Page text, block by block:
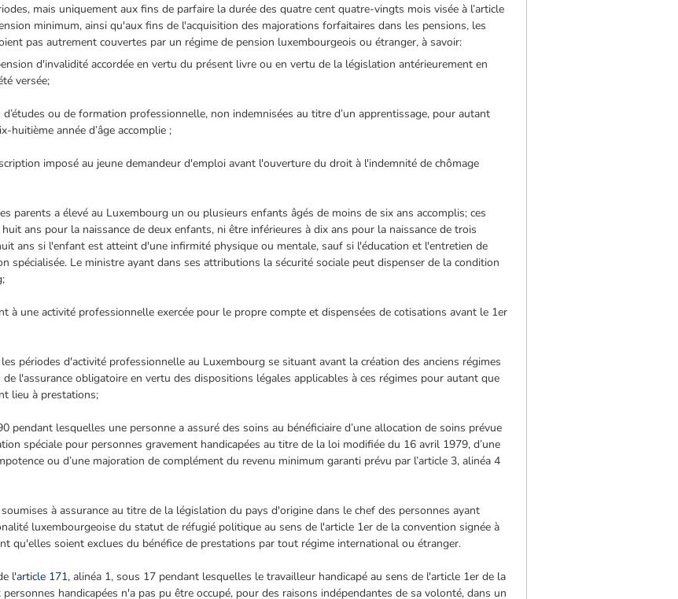
mais uniquement aux fins de parfaire la durée des quatre cent quatre-vingts mois visée à l’article
minimum, ainsi qu'aux fins de l'acquisition des majorations forfaitaires dans les pensions, les
pas autrement couvertes par un régime de pension luxembourgeois ou étranger, à savoir:
d'invalidité accordée en vertu du présent livre ou en vertu de la législation antérieurement en
versée;
ou de formation professionnelle, non indemnisées au titre d’un apprentissage, pour autant
huitième année d’âge accomplie ;
imposé au jeune demandeur d'emploi avant l'ouverture du droit à l'indemnité de chômage
parents a élevé au Luxembourg un ou plusieurs enfants âgés de moins de six ans accomplis; ces
ans pour la naissance de deux enfants, ni être inférieures à dix ans pour la naissance de trois
ans si l'enfant est atteint d'une infirmité physique ou mentale, sauf si l'éducation et l'entretien de
spécialisée. Le ministre ayant dans ses attributions la sécurité sociale peut dispenser de la condition
à une activité professionnelle exercée pour le propre compte et dispensées de cotisations avant le 1er
périodes d'activité professionnelle au Luxembourg se situant avant la création des anciens régimes
l'assurance obligatoire en vertu des dispositions légales applicables à ces régimes pour autant que
lieu à prestations;
pendant lesquelles une personne a assuré des soins au bénéficiaire d’une allocation de soins prévue
spéciale pour personnes gravement handicapées au titre de la loi modifiée du 16 avril 1979, d’une
ou d’une majoration de complément du revenu minimum garanti prévu par l’article 3, alinéa 4
à assurance au titre de la législation du pays d'origine dans le chef des personnes ayant
luxembourgeoise du statut de réfugié politique au sens de l'article 1er de la convention signée à
qu'elles soient exclues du bénéfice de prestations par tout régime international ou étranger.
l'article 171, alinéa 1, sous 17 pendant lesquelles le travailleur handicapé au sens de l'article 1er de la
handicapées n'a pas pu être occupé, pour des raisons indépendantes de sa volonté, dans un